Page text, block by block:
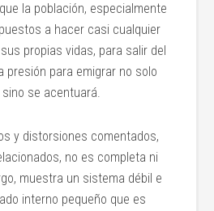
la población, especialmente
a hacer casi cualquier
propias vidas, para salir del
presión para emigrar no solo
se acentuará.
y distorsiones comentados,
no es completa ni
muestra un sistema débil e
interno pequeño que es